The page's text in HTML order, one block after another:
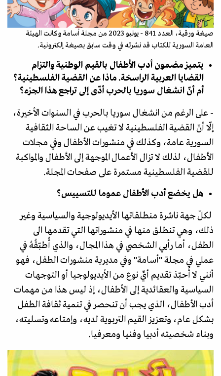
صيغة ورقية، العدد 841 - يونيو 2023 من مجلة أسامة وكانت الهيئة
العامة السورية للكتاب قد نشرته في وقت سابق بصيغة إلكترونية.
يتميز مضمون أدب الأطفال بالقيم الوطنية والتزام
القضايا العربية الراسخة. ماذا عن القضية الفلسطينية؟
أم أنّ انشغال سوريا بالحرب أدّى إلى تراجع هذا الجزء؟
- على الرغم من انشغال سوريا بالحرب في السنوات الأخيرة،
إلّا أنّ القضية الفلسطينية لا تغيب عن الساحة الثقافية
السورية عامة، وكذلك في منشورات الأطفال وفي مجلات
الأطفال، لذلك لا تزال الأعمال الموجهة إلى الأطفال والمواكبة
للقضية الفلسطينية مستمرة على صفحات المجلة.
هل يخضع أدب الأطفال عموما للتسييس؟
لكلّ جهة ناشرة منطلقاتها الأيديولوجية والسياسية وغير
ذلك، وهي تنطلق منها في منشوراتها التي تقدمها الى
الطفل، أما رأيي الشخصي في هذا المجال، والذي أُطبّقُهُ في
عملي في مجلة "أسامة" وفي مديرية منشورات الطفل، فهو
أنني لا أُحبّذ تقديم أيِّ نوع من الأيديولوجيا أو التوجهات
السياسية والعقائدية إلى الأطفال، إذ ليس هذا من مهمات
أدب الأطفال، الذي يجب أن تنحصر في تنمية ثقافة الطفل
بشكل عام، وتعزيز القيم التربوية لديه، وإمتاعه وتسليته،
وبناء شخصيته أدبيا وفنيا ومعرفيا.